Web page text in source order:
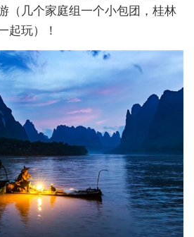
（几个家庭组一个小包团，桂林
起玩）！